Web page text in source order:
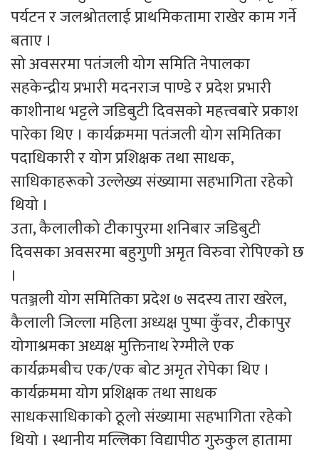
पर्यटन र जलश्रोतलाई प्राथमिकतामा राखेर काम गर्ने
बताए ।
सो अवसरमा पतंजली योग समिति नेपालका
सहकेन्द्रीय प्रभारी मदनराज पाण्डे र प्रदेश प्रभारी
काशीनाथ भट्टले जडिबुटी दिवसको महत्त्वबारे प्रकाश
पारेका थिए । कार्यक्रममा पतंजली योग समितिका
पदाधिकारी र योग प्रशिक्षक तथा साधक,
साधिकाहरूको उल्लेख्य संख्यामा सहभागिता रहेको
थियो ।
उता, कैलालीको टीकापुरमा शनिबार जडिबुटी
दिवसका अवसरमा बहुगुणी अमृत विरुवा रोपिएको छ
।
पतञ्जली योग समितिका प्रदेश ७ सदस्य तारा खरेल,
कैलाली जिल्ला महिला अध्यक्ष पुष्पा कुँवर, टीकापुर
योगाश्रमका अध्यक्ष मुक्तिनाथ रेग्मीले एक
कार्यक्रमबीच एक/एक बोट अमृत रोपेका थिए ।
कार्यक्रममा योग प्रशिक्षक तथा साधक
साधकसाधिकाको ठूलो संख्यामा सहभागिता रहेको
थियो । स्थानीय मल्लिका विद्यापीठ गुरुकुल हातामा